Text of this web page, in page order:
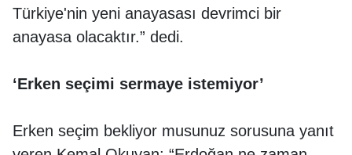
Türkiye'nin yeni anayasası devrimci bir
anayasa olacaktır.” dedi.
‘Erken seçimi sermaye istemiyor’
Erken seçim bekliyor musunuz sorusuna yanıt